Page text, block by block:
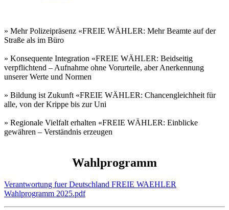
» Mehr Polizeipräsenz «FREIE WÄHLER: Mehr Beamte auf der
Straße als im Büro
» Konsequente Integration «FREIE WÄHLER: Beidseitig
verpflichtend – Aufnahme ohne Vorurteile, aber Anerkennung
unserer Werte und Normen
» Bildung ist Zukunft «FREIE WÄHLER: Chancengleichheit für
alle, von der Krippe bis zur Uni
» Regionale Vielfalt erhalten «FREIE WÄHLER: Einblicke
gewähren – Verständnis erzeugen
Wahlprogramm
Verantwortung fuer Deutschland FREIE WAEHLER
Wahlprogramm 2025.pdf